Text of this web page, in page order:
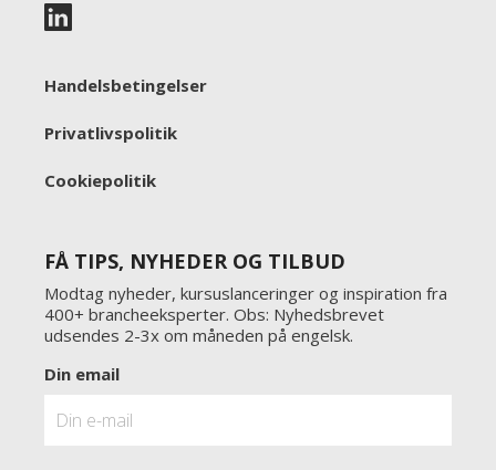
Handelsbetingelser
Privatlivspolitik
Cookiepolitik
FÅ TIPS, NYHEDER OG TILBUD
Modtag nyheder, kursuslanceringer og inspiration fra
400+ brancheeksperter. Obs: Nyhedsbrevet
udsendes 2-3x om måneden på engelsk.
Din email